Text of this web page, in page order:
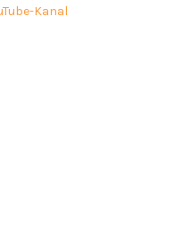
Kanal